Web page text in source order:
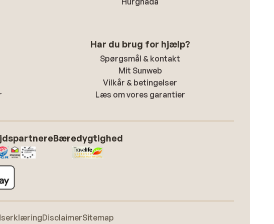
Har du brug for hjælp?
Spørgsmål & kontakt
Mit Sunweb
Vilkår & betingelser
Læs om vores garantier
Bæredygtighed
DisclaimerSitemap